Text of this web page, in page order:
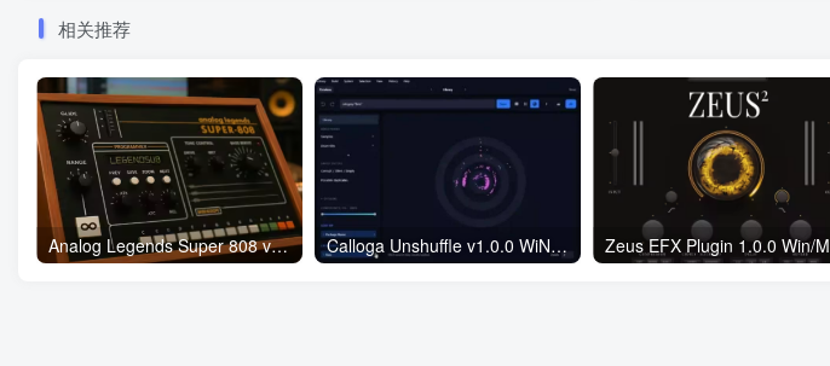
相关推荐
Analog Legends Super 808 v1.0.7 WiN Calloga Unshuffle v1.0.0 WiN/Mac/Linux